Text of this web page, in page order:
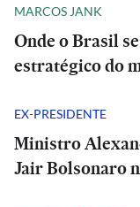
MARCOS JANK
Onde o Brasil
estratégico do
EX-PRESIDENTE
Ministro
Jair Bolsonaro